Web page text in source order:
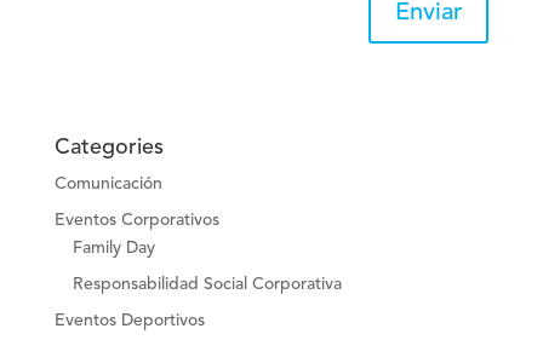
Enviar
Categories
Comunicación
Eventos Corporativos
Family Day
Responsabilidad Social Corporativa
Eventos Deportivos